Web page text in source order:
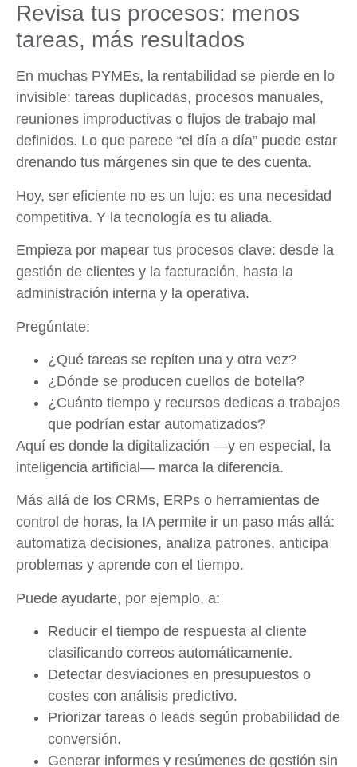
Revisa tus procesos: menos
tareas, más resultados
En muchas PYMEs, la rentabilidad se pierde en lo
invisible: tareas duplicadas, procesos manuales,
reuniones improductivas o flujos de trabajo mal
definidos. Lo que parece “el día a día” puede estar
drenando tus márgenes sin que te des cuenta.
Hoy, ser eficiente no es un lujo: es una necesidad
competitiva. Y la tecnología es tu aliada.
Empieza por mapear tus procesos clave: desde la
gestión de clientes y la facturación, hasta la
administración interna y la operativa.
Pregúntate:
¿Qué tareas se repiten una y otra vez?
¿Dónde se producen cuellos de botella?
¿Cuánto tiempo y recursos dedicas a trabajos
que podrían estar automatizados?
Aquí es donde la digitalización —y en especial, la
inteligencia artificial— marca la diferencia.
Más allá de los CRMs, ERPs o herramientas de
control de horas, la IA permite ir un paso más allá:
automatiza decisiones, analiza patrones, anticipa
problemas y aprende con el tiempo.
Puede ayudarte, por ejemplo, a:
Reducir el tiempo de respuesta al cliente
clasificando correos automáticamente.
Detectar desviaciones en presupuestos o
costes con análisis predictivo.
Priorizar tareas o leads según probabilidad de
conversión.
Generar informes y resúmenes de gestión sin